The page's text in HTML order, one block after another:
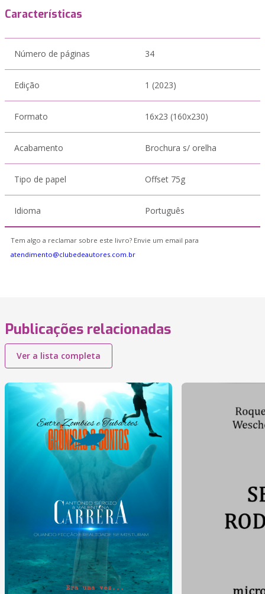
Características
Número de páginas 34
Edição 1 (2023)
Formato 16x23 (160x230)
Acabamento Brochura s/ orelha
Tipo de papel Offset 75g
Idioma Português
Tem algo a reclamar sobre este livro? Envie um email para
atendimento@clubedeautores.com.br
Publicações relacionadas
Ver a lista completa